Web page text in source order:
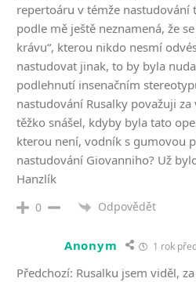
repertoáru v témže nastudování
podle mě ještě neznamená, že
krávu“, kterou nikdo nesmí
nastudovat jinak, to by byla
podlehnutí insenačním
nastudování Rusalky považuji
těžko snášel, kdyby byla tato
kterou není, vodník s gumovou
nastudování Giovanniho? Už
Hanzlík
0 Odpovědět
Anonym 1 rok
Předchozí: Rusalku jsem viděl,